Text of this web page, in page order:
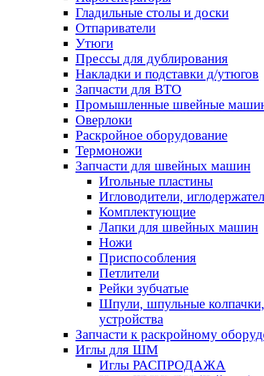
Гладильные столы и доски
Отпариватели
Утюги
Прессы для дублирования
Накладки и подставки д/утюгов
Запчасти для ВТО
Промышленные швейные
Оверлоки
Раскройное оборудование
Термоножи
Запчасти для швейных машин
Игольные пластины
Игловодители,
Комплектующие
Лапки для швейных машин
Ножи
Приспособления
Петлители
Рейки зубчатые
Шпули, шпульные
устройства
Запчасти к раскройному
Иглы для ШМ
Иглы РАСПРОДАЖА